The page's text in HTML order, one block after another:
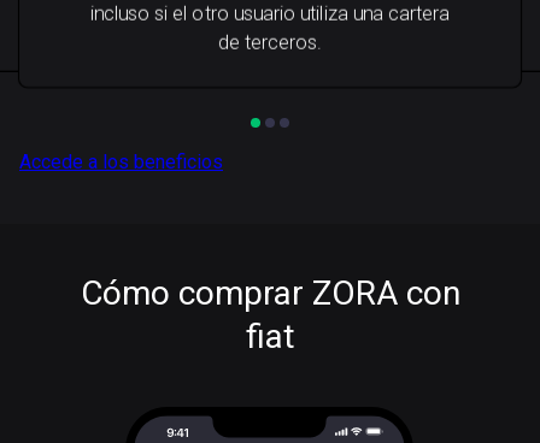
incluso si el otro usuario utiliza una cartera
de terceros.
Accede a los beneficios
Cómo comprar ZORA con
fiat